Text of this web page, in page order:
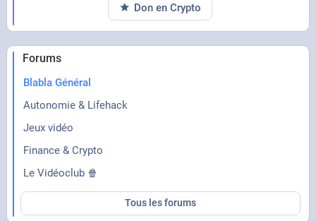
Forums
Blabla Général
Autonomie & Lifehack
Jeux vidéo
Finance & Crypto
Le Vidéoclub 🍿
Tous les forums
Don en Crypto